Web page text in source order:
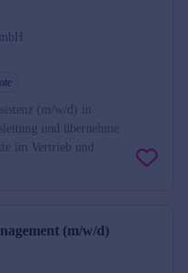
(m/w/d) in
und übernehme
im Vertrieb und
(m/w/d)